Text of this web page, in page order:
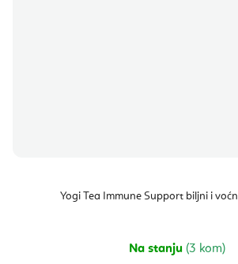
Yogi Tea Immune Support biljni i
Na stanju (3 kom)